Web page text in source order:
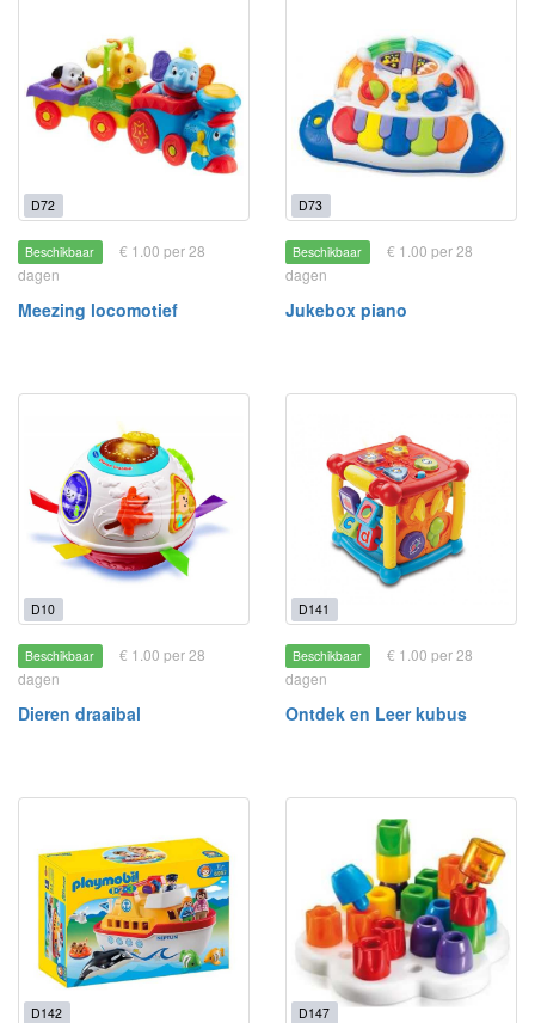
D72
Beschikbaar
€ 1.00 per 28
dagen
Meezing locomotief
D73
Beschikbaar
€ 1.00 per 28
dagen
Jukebox piano
D10
Beschikbaar
€ 1.00 per 28
dagen
Dieren draaibal
D141
Beschikbaar
€ 1.00 per 28
dagen
Ontdek en Leer kubus
D142 D147